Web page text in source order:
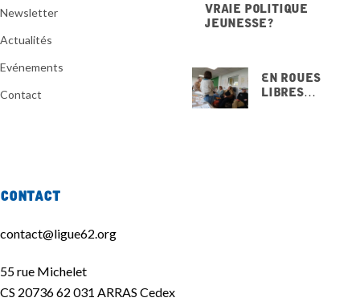
Newsletter
Actualités
Evénements
Contact
vraie politique
jeunesse ?
En Roues
Libres…
Contact
contact@ligue62.org
55 rue Michelet
CS 20736 62 031 ARRAS Cedex